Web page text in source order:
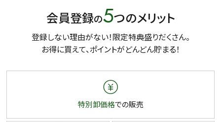
紅茶
容量を選択
50g 100g 500g 1000g
検索
会員登録の5つのメリット
登録しない理由がない！限定特典盛りだくさん。
お得に買えて、ポイントがどんどん貯まる！
特別卸価格での販売